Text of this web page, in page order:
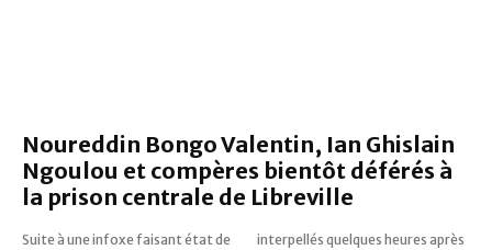
Noureddin Bongo Valentin, Ian Ghislain
Ngoulou et compères bientôt déférés à
la prison centrale de Libreville
Suite à une infoxe faisant état de
interpellés quelques heures après